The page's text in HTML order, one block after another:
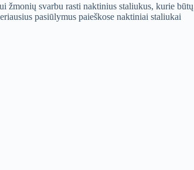
žmonių svarbu rasti naktinius staliukus, kurie būtų
pasiūlymus paieškose naktiniai staliukai